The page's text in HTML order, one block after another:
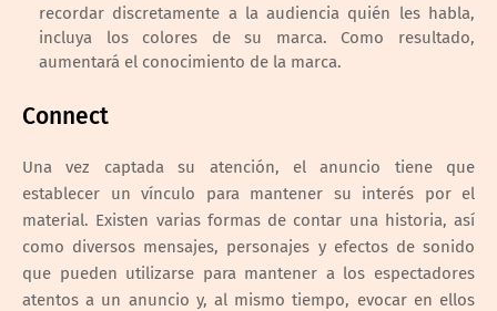
recordar discretamente a la audiencia quién les habla,
incluya los colores de su marca. Como resultado,
aumentará el conocimiento de la marca.
Connect
Una vez captada su atención, el anuncio tiene que
establecer un vínculo para mantener su interés por el
material. Existen varias formas de contar una historia, así
como diversos mensajes, personajes y efectos de sonido
que pueden utilizarse para mantener a los espectadores
atentos a un anuncio y, al mismo tiempo, evocar en ellos